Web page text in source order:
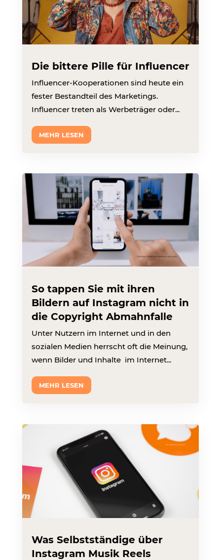
Die bittere Pille für Influencer
Influencer-Kooperationen sind heute ein
fester Bestandteil des Marketings.
Influencer treten als Werbeträger oder...
MEHR LESEN
So tappen Sie mit ihren
Bildern auf Instagram nicht in
die Copyright Abmahnfalle
Unter Nutzern im Internet und in den
sozialen Medien herrscht oft die Meinung,
wenn Bilder und Inhalte im Internet...
MEHR LESEN
Was Selbstständige über
Instagram Musik Reels